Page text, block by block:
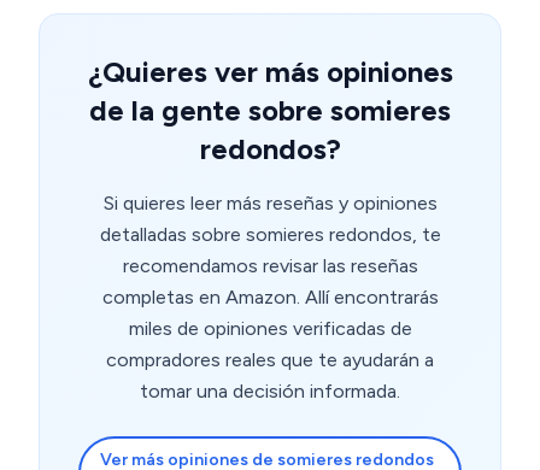
¿Quieres ver más opiniones
de la gente sobre somieres
redondos?
Si quieres leer más reseñas y opiniones
detalladas sobre somieres redondos, te
recomendamos revisar las reseñas
completas en Amazon. Allí encontrarás
miles de opiniones verificadas de
compradores reales que te ayudarán a
tomar una decisión informada.
Ver más opiniones de somieres redondos